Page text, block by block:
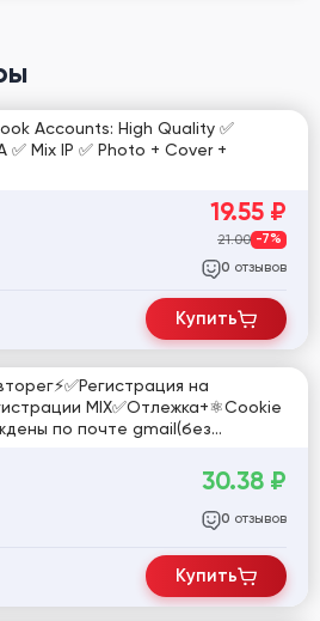
Accounts: High Quality ✅
✅ Mix IP ✅ Photo + Cover +
19.55 ₽
21.00 -7%
0 отзывов
Купить
на
MIX✅Отлежка+⚛️Cookie
по почте gmail(без
30.38 ₽
0 отзывов
Купить